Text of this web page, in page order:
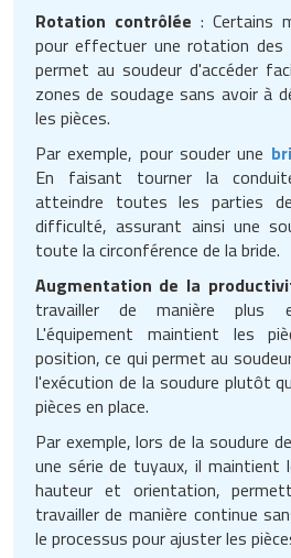
Rotation contrôlée : Certains
pour effectuer une rotation des
permet au soudeur d'accéder
zones de soudage sans avoir à
les pièces.
Par exemple, pour souder une
En faisant tourner la
atteindre toutes les parties
difficulté, assurant ainsi une
toute la circonférence de la bride.
Augmentation de la
travailler de manière plus
L'équipement maintient les
position, ce qui permet au
l'exécution de la soudure plutôt
pièces en place.
Par exemple, lors de la soudure
une série de tuyaux, il maintient
hauteur et orientation,
travailler de manière continue
le processus pour ajuster les